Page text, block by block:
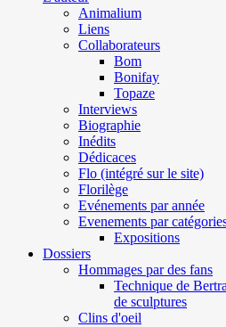
Animalium
Liens
Collaborateurs
Bom
Bonifay
Topaze
Interviews
Biographie
Inédits
Dédicaces
Flo (intégré sur le site)
Florilège
Evénements par année
Evenements par
Expositions
Dossiers
Hommages par des fans
Technique de
de sculptures
Clins d'oeil